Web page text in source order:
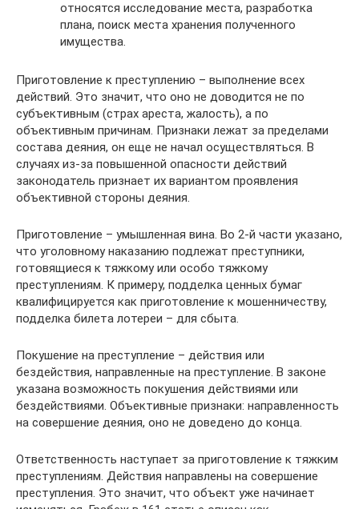
относятся исследование места, разработка
плана, поиск места хранения полученного
имущества.
Приготовление к преступлению – выполнение всех
действий. Это значит, что оно не доводится не по
субъективным (страх ареста, жалость), а по
объективным причинам. Признаки лежат за пределами
состава деяния, он еще не начал осуществляться. В
случаях из-за повышенной опасности действий
законодатель признает их вариантом проявления
объективной стороны деяния.
Приготовление – умышленная вина. Во 2-й части указано,
что уголовному наказанию подлежат преступники,
готовящиеся к тяжкому или особо тяжкому
преступлениям. К примеру, подделка ценных бумаг
квалифицируется как приготовление к мошенничеству,
подделка билета лотереи – для сбыта.
Покушение на преступление – действия или
бездействия, направленные на преступление. В законе
указана возможность покушения действиями или
бездействиями. Объективные признаки: направленность
на совершение деяния, оно не доведено до конца.
Ответственность наступает за приготовление к тяжким
преступлениям. Действия направлены на совершение
преступления. Это значит, что объект уже начинает